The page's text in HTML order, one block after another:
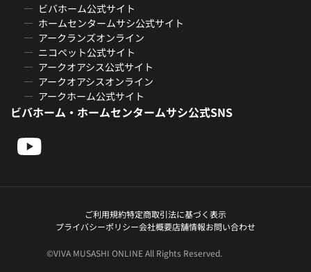
ビバホーム公式サイト
ホームセンタームサシ公式サイト
アークランズオンライン
ニコペット公式サイト
アークオアシス公式サイト
アークオアシスオンライン
アークホーム公式サイト
ビバホーム・ホームセンタームサシ公式SNS
ご利用規約特定商取引法に基づく表示
プライバシーポリシー会社概要店舗情報お問い合わせ
©VIVA MUSASHI ONLINE All Rights Reserved.